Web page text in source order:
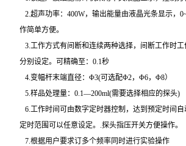
2.超声功率：400W，输出能量由液晶光条显示，
作简单方便。
3.工作方式有间断和连续两种选择，间断工作时工
分别设定。可精确至：0.1秒
4.变幅杆末端直径：Φ3(可选配Φ2，Φ6，Φ8）
5.样品处理量：0.1—200ml(需要选择相应的探头)
6.工作时间可由数字定时器控制，达到预定时间自
定时范围可以任意设定。.探头指压开关方便操作。
7.根据用户要求订多个频率同时进行实验操作